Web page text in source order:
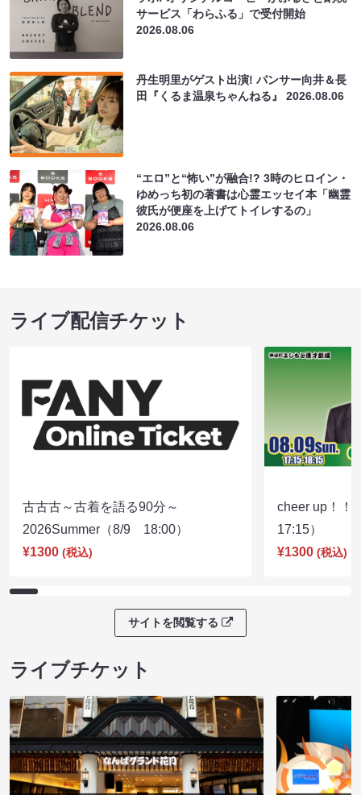
サービス「わらふる」で受付開始
2026.08.06
丹生明里がゲスト出演! パンサー向井＆長
田『くるま温泉ちゃんねる』2026.08.06
“エロ”と“怖い”が融合!? 3時のヒロイン・
ゆめっち初の著書は心霊エッセイ本「幽霊
彼氏が便座を上げてトイレするの」
2026.08.06
ライブ配信チケット
古古古～古着を語る90分～
2026Summer（8/9 18:00）
¥1300 (税込)
cheer up！
17:15）
¥1300 (税込)
サイトを閲覧する
ライブチケット